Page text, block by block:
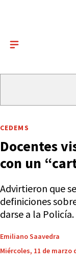
CEDEMS
Docentes
con un
Advirtieron que
definiciones
darse a la Policía.
Emiliano Saavedra
Miércoles, 11 de marzo